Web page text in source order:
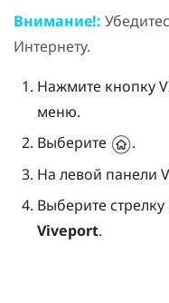
Внимание!:
Интернету.
Нажмите кнопку
меню.
Выберите
.
На левой панели
Выберите
Viveport.